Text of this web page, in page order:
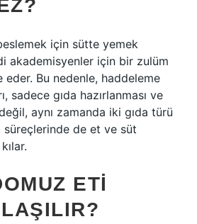
için sütte yemek
akademisyenler için bir zulüm
Bu nedenle, haddeleme
sadece gıda hazırlanması ve
aynı zamanda iki gıda türü
süreçlerinde de et ve süt
ETI